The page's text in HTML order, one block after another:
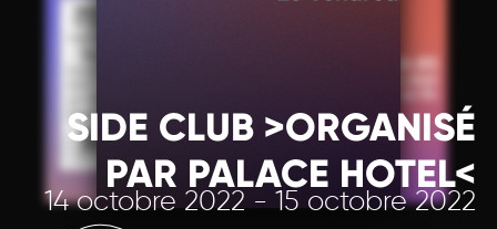
SIDE CLUB >ORGANISÉ
PAR PALACE HOTEL<
14 octobre 2022 - 15 octobre 2022